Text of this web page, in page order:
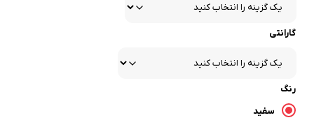
گارانتی
رنگ
سفید